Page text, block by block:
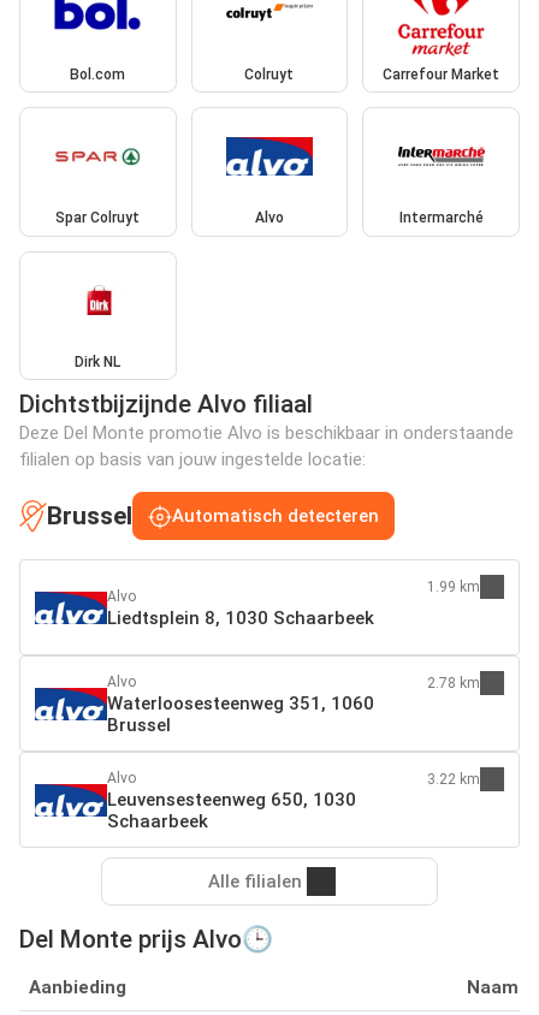
Bol.com Colruyt Carrefour Market
Spar Colruyt Alvo Intermarché
Dirk NL
Dichtstbijzijnde Alvo filiaal
Deze Del Monte promotie Alvo is beschikbaar in onderstaande
filialen op basis van jouw ingestelde locatie:
Brussel Automatisch detecteren
Alvo
Liedtsplein 8, 1030 Schaarbeek
1.99 km
Alvo
Waterloosesteenweg 351, 1060
Brussel
2.78 km
Alvo
Leuvensesteenweg 650, 1030
Schaarbeek
3.22 km
Alle filialen
Del Monte prijs Alvo🕒
Aanbieding Naam